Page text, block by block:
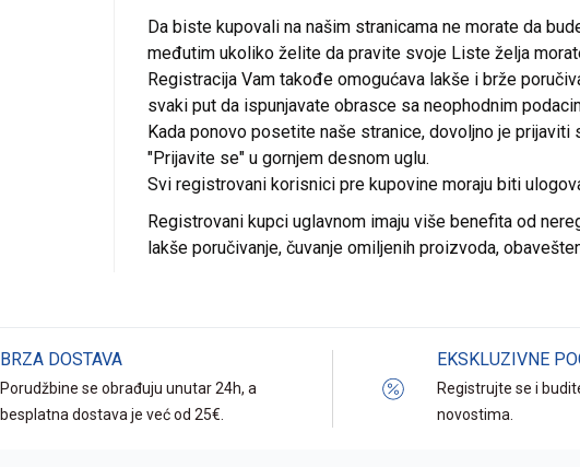
Da biste kupovali na našim stranicama ne morate da
međutim ukoliko želite da pravite svoje Liste želja
Registracija Vam takođe omogućava lakše i brže
svaki put da ispunjavate obrasce sa neophodnim
Kada ponovo posetite naše stranice, dovoljno je prijaviti
"Prijavite se" u gornjem desnom uglu.
Svi registrovani korisnici pre kupovine moraju biti
Registrovani kupci uglavnom imaju više benefita od
lakše poručivanje, čuvanje omiljenih proizvoda,
BRZA DOSTAVA
Porudžbine se obrađuju unutar 24h, a
besplatna dostava je već od 25€.
EKSKLUZIVNE
Registrujte se i
novostima.